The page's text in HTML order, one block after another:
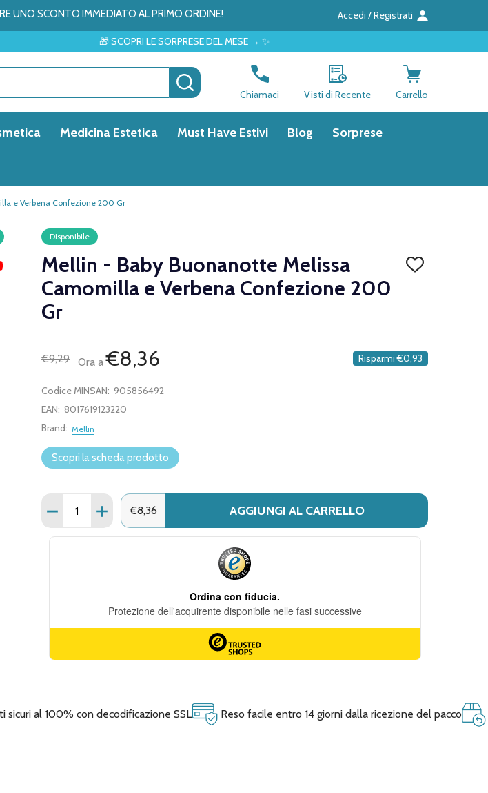
UNO SCONTO IMMEDIATO AL PRIMO ORDINE! Accedi / Registrati
🎁 SCOPRI LE SORPRESE DEL MESE → ✨
CERCA
Chiamaci Visti di Recente Carrello
Medicina Estetica Must Have Estivi Blog Sorprese
e Verbena Confezione 200 Gr
Disponibile
Mellin - Baby Buonanotte Melissa
Camomilla e Verbena Confezione 200
Gr
AGGIUNGI
€9,29 Ora a€8,36 Risparmi €0,93
Codice MINSAN: 905856492
EAN: 8017619123220
Brand: Mellin
Scopri la scheda prodotto
Quantità:
DIMINUISCI QUANTITÀ DI MELLIN - BABY BUONANOTTE MELISSA CAMOMILLA E
AUMENTA QUANTITÀ DI MELLIN - BABY BUONANOTTE MELISSA
€8,36 AGGIUNGI AL CARRELLO
sicuri al 100% con decodificazione SSL Reso facile entro 14 giorni dalla ricezione del pacco